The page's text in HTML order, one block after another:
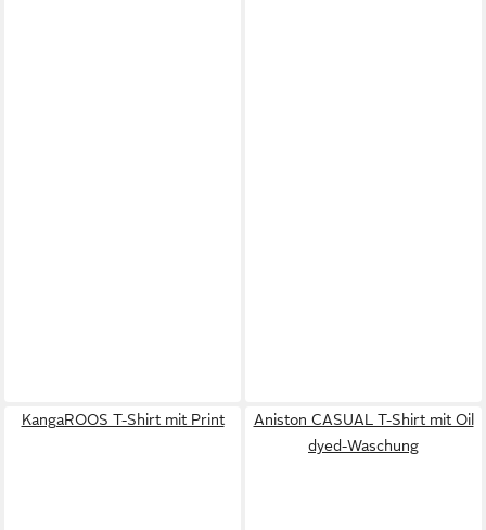
KangaROOS T-Shirt mit Print
Aniston CASUAL T-Shirt mit Oil
dyed-Waschung